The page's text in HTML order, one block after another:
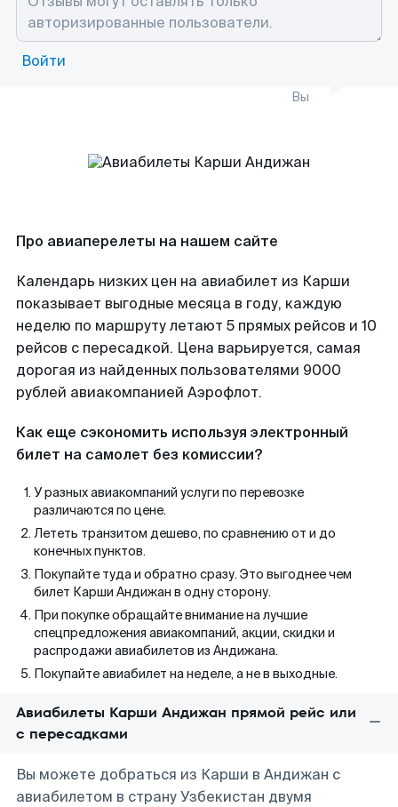
Войти
Вы
Про авиаперелеты на нашем сайте
Календарь низких цен на авиабилет из Карши
показывает выгодные месяца в году, каждую
неделю по маршруту летают 5 прямых рейсов и 10
рейсов с пересадкой. Цена варьируется, самая
дорогая из найденных пользователями 9000
рублей авиакомпанией Аэрофлот.
Как еще сэкономить используя электронный
билет на самолет без комиссии?
У разных авиакомпаний услуги по перевозке
различаются по цене.
Лететь транзитом дешево, по сравнению от и до
конечных пунктов.
Покупайте туда и обратно сразу. Это выгоднее чем
билет Карши Андижан в одну сторону.
При покупке обращайте внимание на лучшие
спецпредложения авиакомпаний, акции, скидки и
распродажи авиабилетов из Андижана.
Покупайте авиабилет на неделе, а не в выходные.
Авиабилеты Карши Андижан прямой рейс или
с пересадками
Вы можете добраться из Карши в Андижан с
авиабилетом в страну Узбекистан двумя